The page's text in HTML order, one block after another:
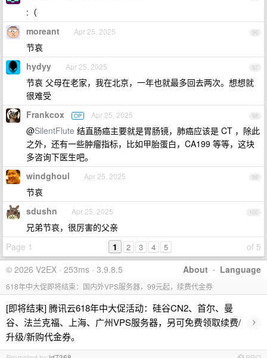
:（
96
moreant Apr 25, 2025
节哀
97
hydyy Apr 25, 2025
节哀 父母在老家，我在北京，一年也就最多回去两次。想想就
很难受
98
Frankcox OP Apr 25, 2025
@SilentFlute 结直肠癌主要就是胃肠镜，肺癌应该是 CT ，除此
之外，还有一些肿瘤指标，比如甲胎蛋白，CA199 等等，这块
多咨询下医生吧。
99
windghoul Apr 25, 2025
节哀
100
sdushn Apr 25, 2025
兄弟节哀，很厉害的父亲
Page 1
of 5
1 2 3 4 5
About · Language
© 2026 V2EX · 253ms · 3.9.8.5
618年中大促即将结束：国内外VPS服务器，99元起，续费代金券
[即将结束] 腾讯云618年中大促活动：硅谷CN2、首尔、曼
谷、法兰克福、上海、广州VPS服务器，另可免费领取续费/
升级/新购代金券。
›